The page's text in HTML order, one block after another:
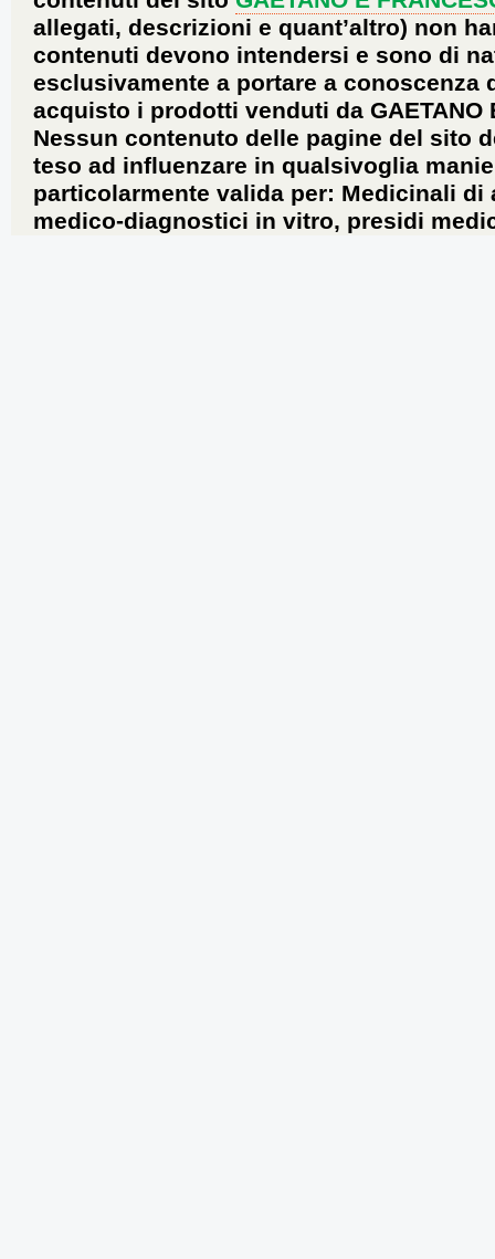
allegati, descrizioni e quant’altro) non
contenuti devono intendersi e sono di
esclusivamente a portare a
acquisto i prodotti venduti da GAETANO
Nessun contenuto delle pagine del sito
teso ad influenzare in qualsivoglia
particolarmente valida per: Medicinali
medico-diagnostici in vitro, presidi